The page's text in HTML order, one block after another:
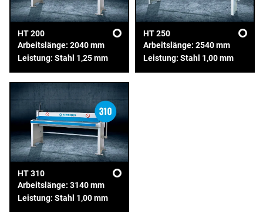
HT 200
Arbeitslänge: 2040 mm
Leistung: Stahl 1,25 mm
HT 250
Arbeitslänge: 2540 mm
Leistung: Stahl 1,00 mm
HT 310
Arbeitslänge: 3140 mm
Leistung: Stahl 1,00 mm